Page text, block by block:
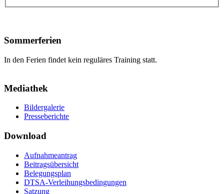
Sommerferien
In den Ferien findet kein reguläres Training statt.
Mediathek
Bildergalerie
Presseberichte
Download
Aufnahmeantrag
Beitragsübersicht
Belegungsplan
DTSA-Verleihungsbedingungen
Satzung